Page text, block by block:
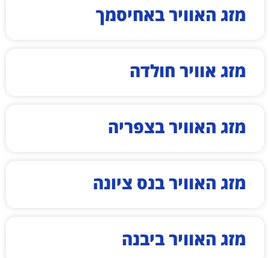
מזג האוויר באחיסמך
מזג אוויר חולדה
מזג האוויר בצפריה
מזג האוויר בנס ציונה
מזג האוויר ביבנה